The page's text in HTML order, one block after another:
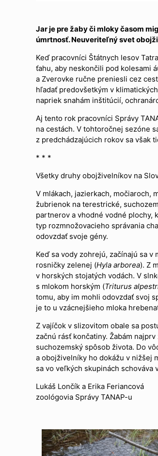
Jar je pre žaby či mloky časom
úmrtnosť. Neuveriteľný svet
Keď pracovníci Štátnych lesov
ťahu, aby neskončili pod kolesami
a Zverovke ručne preniesli cez
hľadať predovšetkým v
napriek snahám inštitúcií,
Aj tento rok pracovníci Správy
na cestách. V tohtoročnej sezóne
z predchádzajúcich rokov sa však
* * *
Všetky druhy obojživelníkov na
V mlákach, jazierkach, močiaroch,
žubrienok na terestrické,
partnerov a vhodné vodné plochy,
typ rozmnožovacieho správania
odovzdať svoje gény.
Keď sa vody zohrejú, začínajú sa
rosničky zelenej (Hyla arborea). Z
v horských stojatých vodách. V
s mlokom horským (Triturus
tomu, aby im mohli odovzdať svoj
je to u vzácnejšieho mloka
Z vajíčok v slizovitom obale sa
začnú rásť končatiny. Žabám
suchozemský spôsob života. Do
a obojživelníky ho dokážu v nižšej
sa vo veľkých skupinách schováva
Lukáš Lončík a Erika Feriancová
zoológovia Správy TANAP-u